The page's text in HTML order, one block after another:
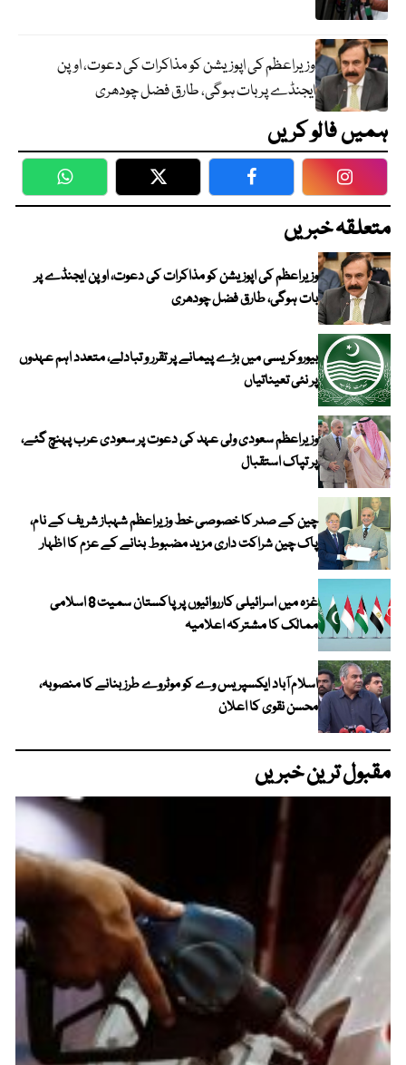
وزیراعظم کی اپوزیشن کو مذاکرات کی دعوت، اوپن
ایجنڈے پر بات ہوگی، طارق فضل چودھری
ہمیں فالو کریں
WhatsApp Twitter Facebook
متعلقہ خبریں
وزیراعظم کی اپوزیشن کو مذاکرات کی دعوت، اوپن ایجنڈے پر
بات ہوگی، طارق فضل چودھری
بیوروکریسی میں بڑے پیمانے پر تقرر و تبادلے، متعدد اہم عہدوں
پر نئی تعیناتیاں
وزیراعظم سعودی ولی عہد کی دعوت پر سعودی عرب پہنچ گئے،
پر تپاک استقبال
چین کے صدر کا خصوصی خط وزیراعظم شہباز شریف کے نام،
پاک چین شراکت داری مزید مضبوط بنانے کے عزم کا اظہار
غزہ میں اسرائیلی کارروائیوں پر پاکستان سمیت 8 اسلامی
ممالک کا مشترکہ اعلامیہ
اسلام آباد ایکسپریس وے کو موٹروے طرز بنانے کا منصوبہ،
محسن نقوی کا اعلان
مقبول ترین خبریں